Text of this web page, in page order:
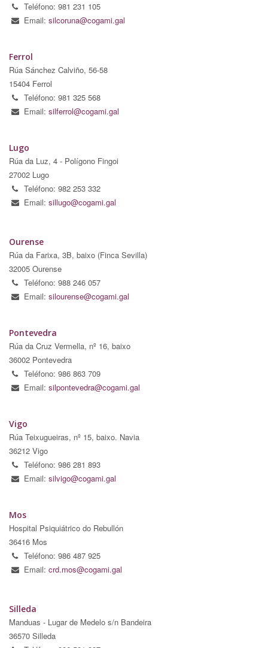
Teléfono: 981 231 105
Email: silcoruna@cogami.gal
Ferrol
Rúa Sánchez Calviño, 56-58
15404 Ferrol
Teléfono: 981 325 568
Email: silferrol@cogami.gal
Lugo
Rúa da Luz, 4 - Polígono Fingoi
27002 Lugo
Teléfono: 982 253 332
Email: sillugo@cogami.gal
Ourense
Rúa da Farixa, 3B, baixo (Finca Sevilla)
32005 Ourense
Teléfono: 988 246 057
Email: silourense@cogami.gal
Pontevedra
Rúa da Cruz Vermella, nº 16, baixo
36002 Pontevedra
Teléfono: 986 863 709
Email: silpontevedra@cogami.gal
Vigo
Rúa Teixugueiras, nº 15, baixo. Navia
36212 Vigo
Teléfono: 986 281 893
Email: silvigo@cogami.gal
Mos
Hospital Psiquiátrico do Rebullón
36416 Mos
Teléfono: 986 487 925
Email: crd.mos@cogami.gal
Silleda
Manduas - Lugar de Medelo s/n Bandeira
36570 Silleda